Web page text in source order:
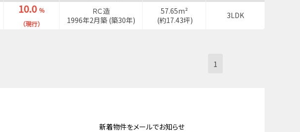
10.0 ％
（現行）
ＲＣ造
1996年2月築 (築30年)
57.65m²
(約17.43坪)
3LDK
1
新着物件をメールでお知らせ